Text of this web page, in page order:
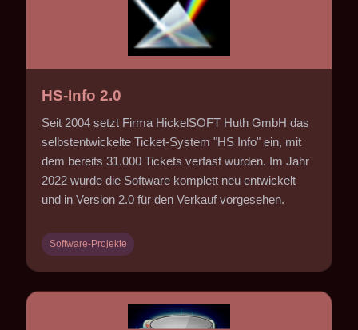
HS-Info 2.0
Seit 2004 setzt Firma HickelSOFT Huth GmbH das
selbstentwickelte Ticket-System "HS Info" ein, mit
dem bereits 31.000 Tickets verfast wurden. Im Jahr
2022 wurde die Software komplett neu entwickelt
und in Version 2.0 für den Verkauf vorgesehen.
Software-Projekte